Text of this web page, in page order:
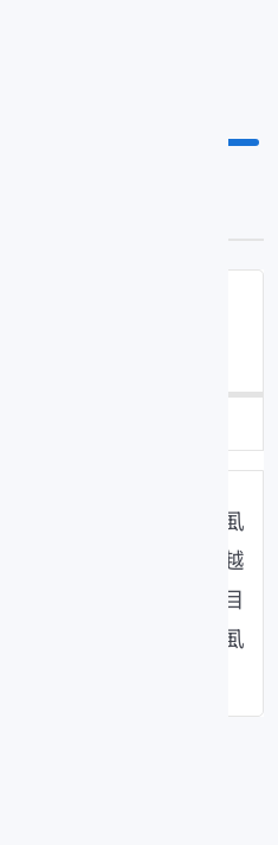
魚死亡的原因為
現10～15℃之低溫，虱
必須有防寒措施（如越
凍斃，此外，引起虱目
溫期繁殖迅速，造成虱